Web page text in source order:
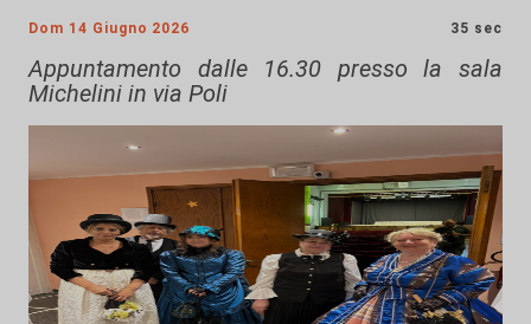
Dom 14 Giugno 2026 35 sec
Appuntamento dalle 16.30 presso la sala
Michelini in via Poli